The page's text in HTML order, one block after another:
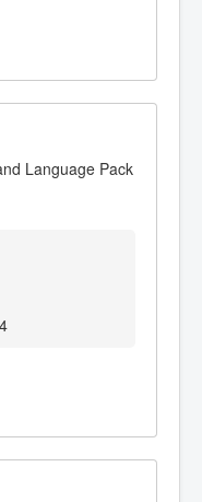
Language Pack